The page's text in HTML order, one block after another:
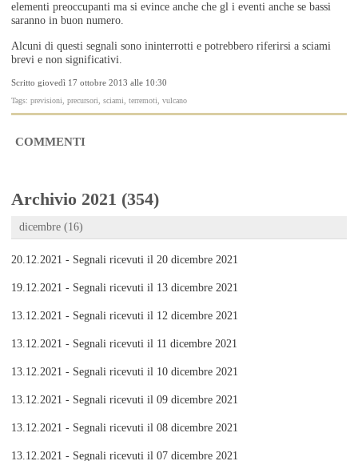
elementi preoccupanti ma si evince anche che gl i eventi anche se bassi
saranno in buon numero.
Alcuni di questi segnali sono ininterrotti e potrebbero riferirsi a sciami
brevi e non significativi.
Scritto giovedì 17 ottobre 2013 alle 10:30
Tags: previsioni, precursori, sciami, terremoti, vulcano
COMMENTI
Archivio 2021 (354)
dicembre (16)
20.12.2021 - Segnali ricevuti il 20 dicembre 2021
19.12.2021 - Segnali ricevuti il 13 dicembre 2021
13.12.2021 - Segnali ricevuti il 12 dicembre 2021
13.12.2021 - Segnali ricevuti il 11 dicembre 2021
13.12.2021 - Segnali ricevuti il 10 dicembre 2021
13.12.2021 - Segnali ricevuti il 09 dicembre 2021
13.12.2021 - Segnali ricevuti il 08 dicembre 2021
13.12.2021 - Segnali ricevuti il 07 dicembre 2021